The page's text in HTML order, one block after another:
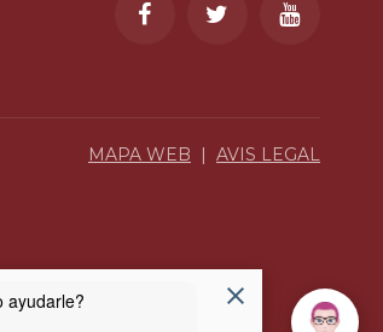
MAPA WEB | AVIS LEGAL